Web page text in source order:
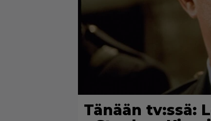
Tänään tv:ssä: